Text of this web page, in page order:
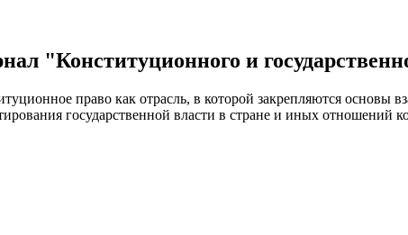
"Конституционного и
право как отрасль, в которой закрепляются основы
государственной власти в стране и иных отношений